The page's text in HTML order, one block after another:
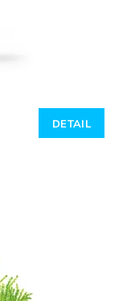
DETAIL